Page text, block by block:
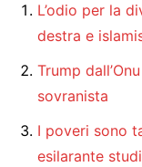
L’odio per la
destra e
Trump
sovranista
I poveri sono
esilarante